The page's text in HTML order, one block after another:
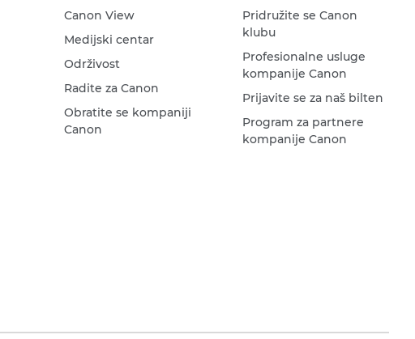
Canon View
Medijski centar
Održivost
Radite za Canon
Obratite se kompaniji
Canon
Pridružite se Canon
klubu
Profesionalne usluge
kompanije Canon
Prijavite se za naš bilten
Program za partnere
kompanije Canon